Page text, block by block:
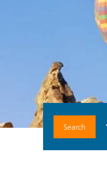
Search